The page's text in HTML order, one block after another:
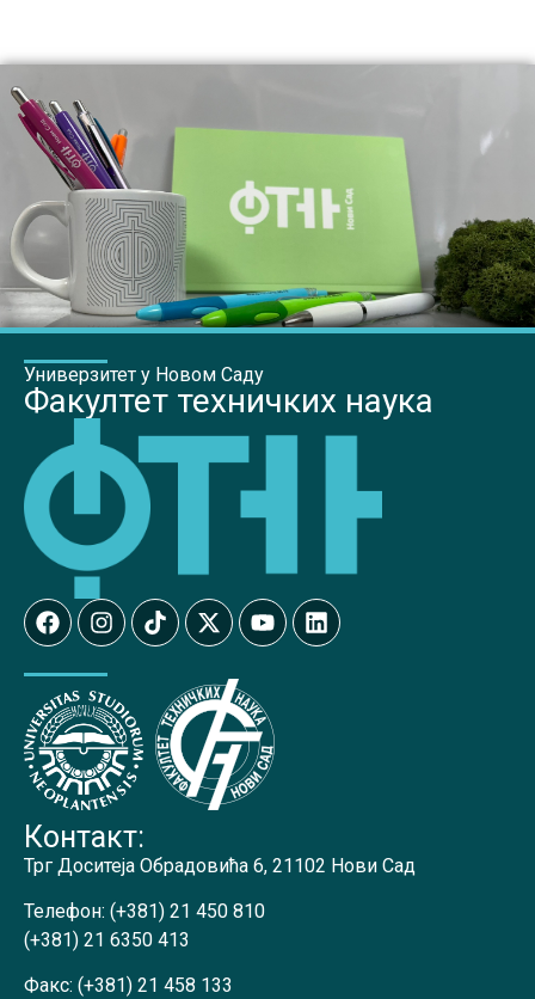
Универзитет у Новом Саду
Факултет техничких наука
Контакт:
Трг Доситеја Обрадовића 6, 21102 Нови Сад
Телефон: (+381) 21 450 810
(+381) 21 6350 413
Факс: (+381) 21 458 133